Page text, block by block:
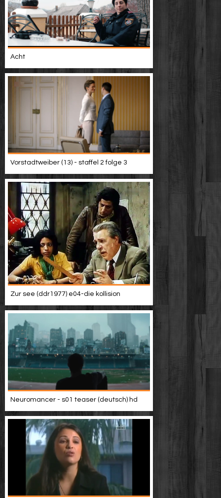
Acht
Vorstadtweiber (13) - staffel 2 folge 3
Zur see (ddr1977) e04-die kollision
Neuromancer - s01 teaser (deutsch) hd